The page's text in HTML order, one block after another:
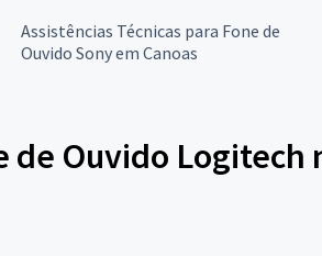
Assistências Técnicas para Fone de
Ouvido Sony em Canoas
de Ouvido Logitech